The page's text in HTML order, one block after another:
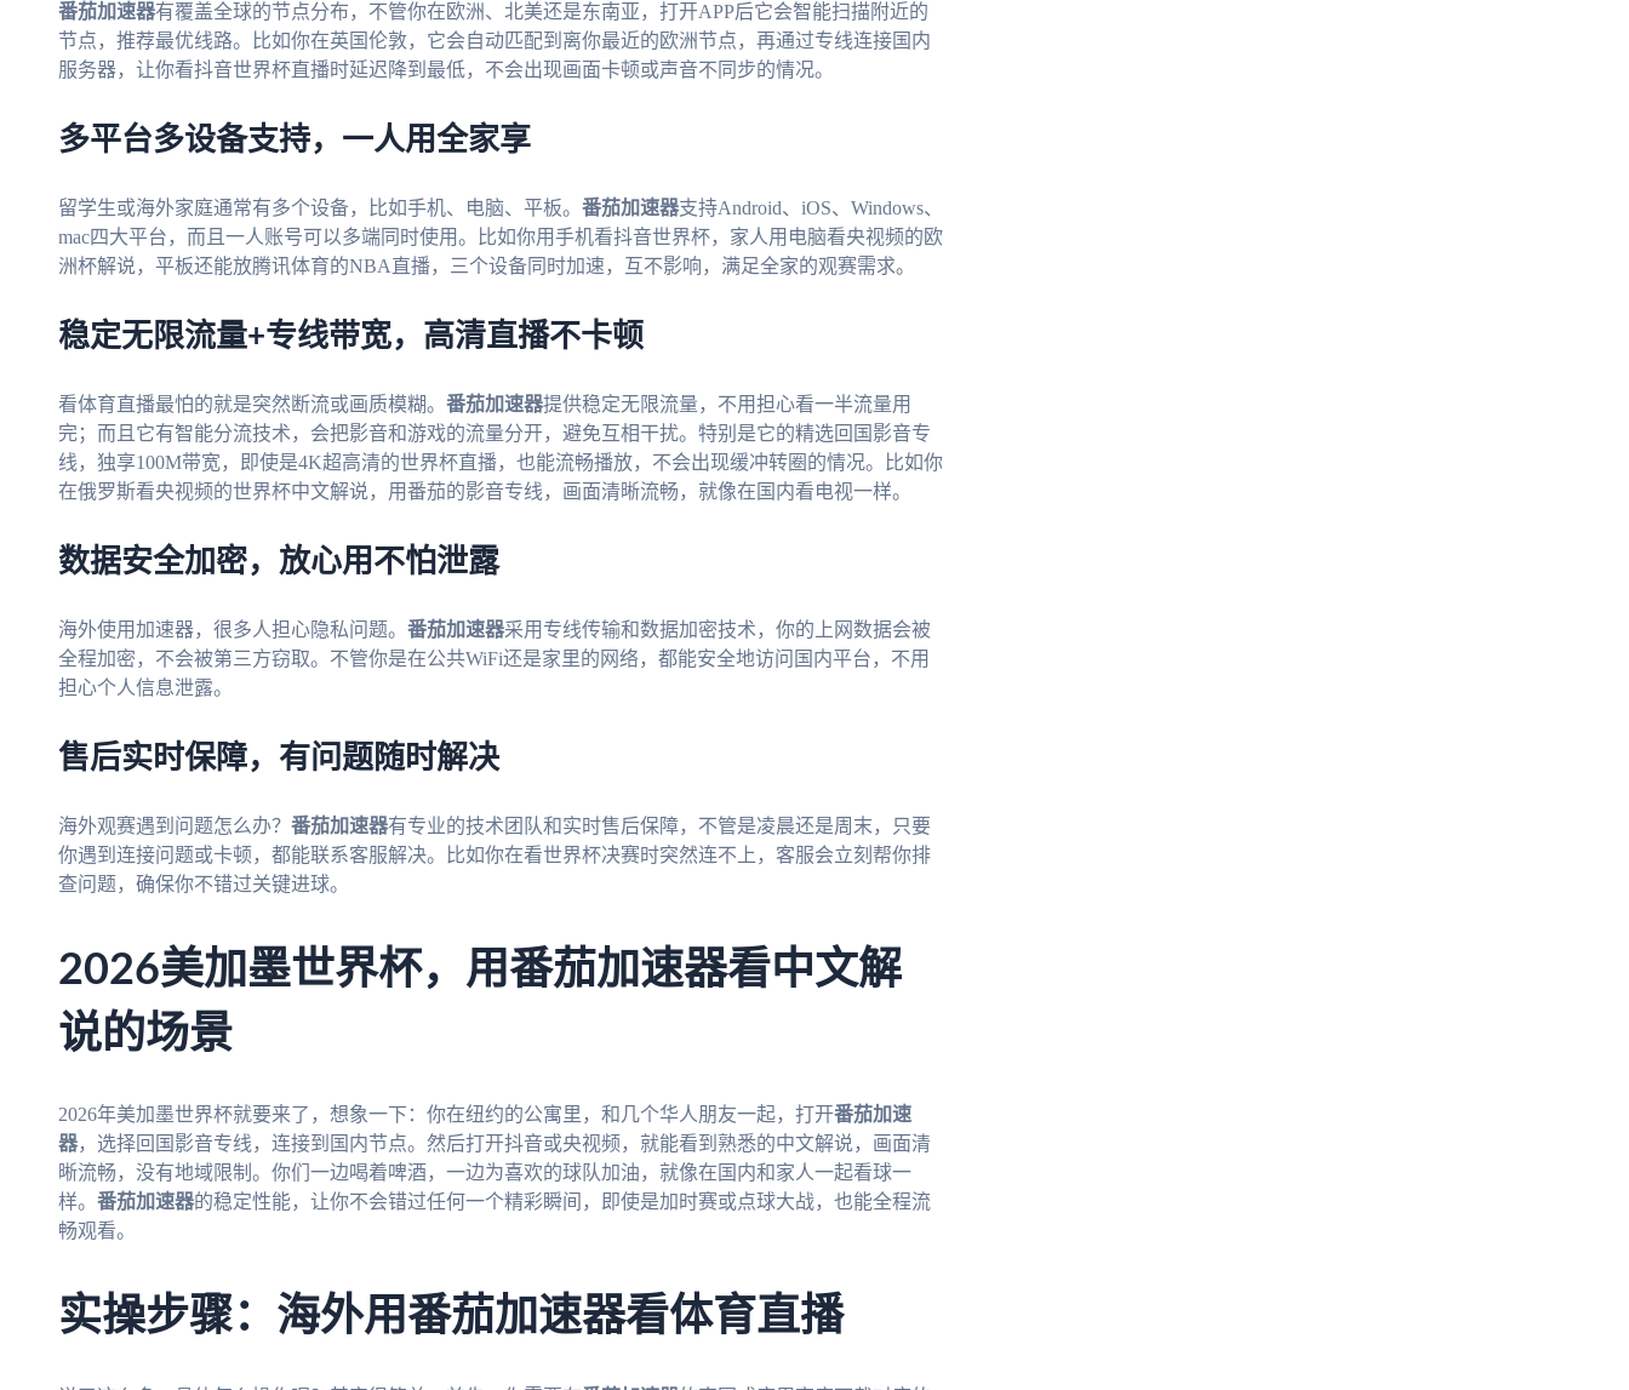
番茄加速器有覆盖全球的节点分布，不管你在欧洲、北美还是东南亚，打开APP后它会智能扫描附近的
节点，推荐最优线路。比如你在英国伦敦，它会自动匹配到离你最近的欧洲节点，再通过专线连接国内
服务器，让你看抖音世界杯直播时延迟降到最低，不会出现画面卡顿或声音不同步的情况。
多平台多设备支持，一人用全家享
留学生或海外家庭通常有多个设备，比如手机、电脑、平板。 番茄加速器支持Android、iOS、Windows、
mac四大平台，而且一人账号可以多端同时使用。比如你用手机看抖音世界杯，家人用电脑看央视频的欧
洲杯解说，平板还能放腾讯体育的NBA直播，三个设备同时加速，互不影响，满足全家的观赛需求。
稳定无限流量+专线带宽，高清直播不卡顿
看体育直播最怕的就是突然断流或画质模糊。 番茄加速器提供稳定无限流量，不用担心看一半流量用
完；而且它有智能分流技术，会把影音和游戏的流量分开，避免互相干扰。特别是它的精选回国影音专
线，独享100M带宽，即使是4K超高清的世界杯直播，也能流畅播放，不会出现缓冲转圈的情况。比如你
在俄罗斯看央视频的世界杯中文解说，用番茄的影音专线，画面清晰流畅，就像在国内看电视一样。
数据安全加密，放心用不怕泄露
海外使用加速器，很多人担心隐私问题。 番茄加速器采用专线传输和数据加密技术，你的上网数据会被
全程加密，不会被第三方窃取。不管你是在公共WiFi还是家里的网络，都能安全地访问国内平台，不用
担心个人信息泄露。
售后实时保障，有问题随时解决
海外观赛遇到问题怎么办？ 番茄加速器有专业的技术团队和实时售后保障，不管是凌晨还是周末，只要
你遇到连接问题或卡顿，都能联系客服解决。比如你在看世界杯决赛时突然连不上，客服会立刻帮你排
查问题，确保你不错过关键进球。
2026美加墨世界杯，用番茄加速器看中文解
说的场景
2026年美加墨世界杯就要来了，想象一下：你在纽约的公寓里，和几个华人朋友一起，打开番茄加速
器，选择回国影音专线，连接到国内节点。然后打开抖音或央视频，就能看到熟悉的中文解说，画面清
晰流畅，没有地域限制。你们一边喝着啤酒，一边为喜欢的球队加油，就像在国内和家人一起看球一
样。 番茄加速器的稳定性能，让你不会错过任何一个精彩瞬间，即使是加时赛或点球大战，也能全程流
畅观看。
实操步骤：海外用番茄加速器看体育直播